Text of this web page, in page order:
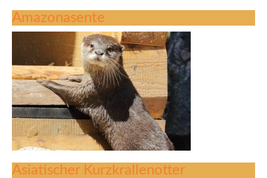
Amazonasente
Asiatischer Kurzkrallenotter